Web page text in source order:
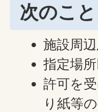
次のこ
施設周
指定場
許可を
り紙等の